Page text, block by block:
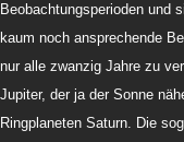
Beobachtungsperioden und
kaum noch ansprechende
nur alle zwanzig Jahre zu
Jupiter, der ja der Sonne
Ringplaneten Saturn. Die